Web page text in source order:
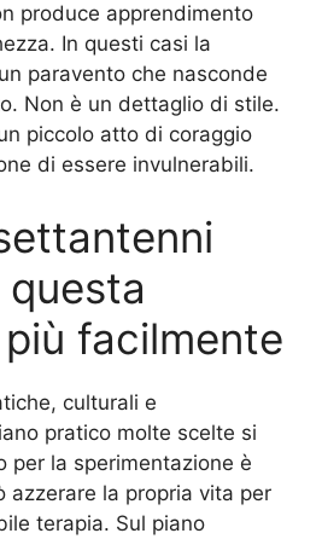
produce apprendimento
In questi casi la
paravento che nasconde
Non è un dettaglio di stile.
piccolo atto di coraggio
di essere invulnerabili.
facilmente
culturali e
pratico molte scelte si
per la sperimentazione è
azzerare la propria vita per
terapia. Sul piano